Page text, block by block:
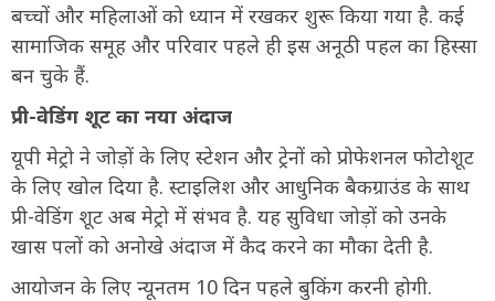
बच्चों और महिलाओं को ध्यान में रखकर शुरू किया गया है. कई
सामाजिक समूह और परिवार पहले ही इस अनूठी पहल का हिस्सा
बन चुके हैं.
प्री-वेडिंग शूट का नया अंदाज
यूपी मेट्रो ने जोड़ों के लिए स्टेशन और ट्रेनों को प्रोफेशनल फोटोशूट
के लिए खोल दिया है. स्टाइलिश और आधुनिक बैकग्राउंड के साथ
प्री-वेडिंग शूट अब मेट्रो में संभव है. यह सुविधा जोड़ों को उनके
खास पलों को अनोखे अंदाज में कैद करने का मौका देती है.
आयोजन के लिए न्यूनतम 10 दिन पहले बुकिंग करनी होगी.